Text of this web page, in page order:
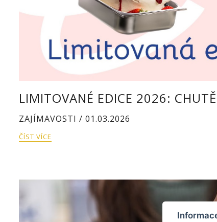
LIMITOVANÉ EDICE 2026:
ZAJÍMAVOSTI / 01.03.2026
ČÍST VÍCE